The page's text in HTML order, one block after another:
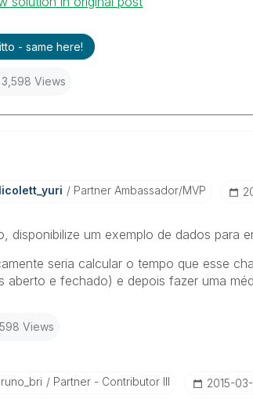
- same here!
3,598 Views
Partner Ambassador/MVP
disponibilize um exemplo de dados para
seria calcular o tempo que esse
aberto e fechado) e depois fazer uma
Views
Partner - Contributor III ‎2015-